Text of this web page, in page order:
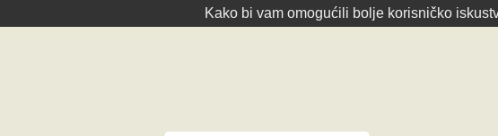
Kako bi vam omogućili bolje korisničko